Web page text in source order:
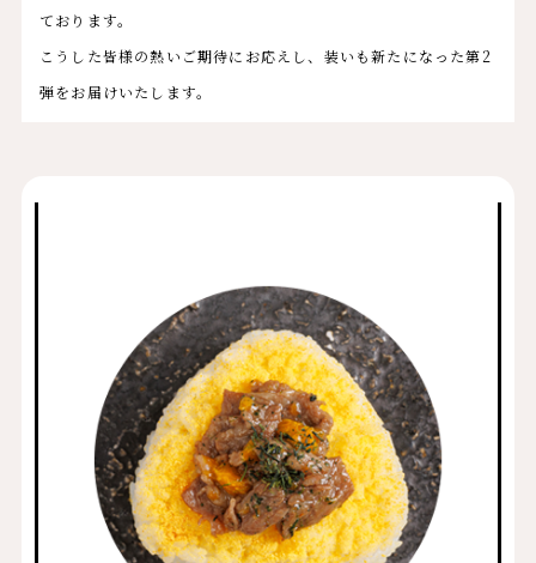
ております。
こうした皆様の熱いご期待にお応えし、装いも新たになった第2
弾をお届けいたします。